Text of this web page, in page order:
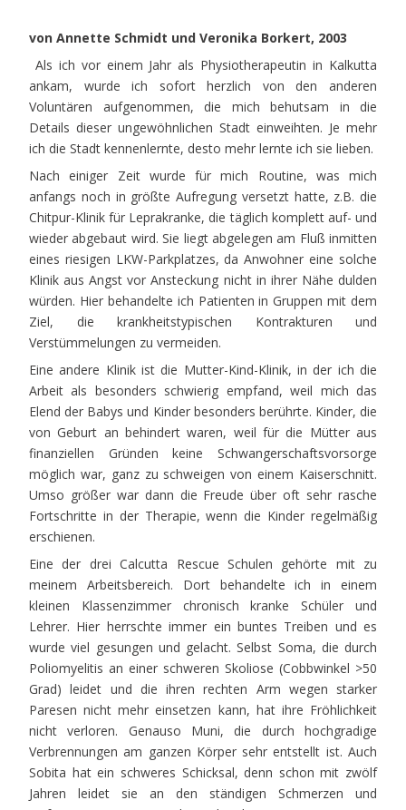
von Annette Schmidt und Veronika Borkert, 2003
Als ich vor einem Jahr als Physiotherapeutin in Kalkutta
ankam, wurde ich sofort herzlich von den anderen
Voluntären aufgenommen, die mich behutsam in die
Details dieser ungewöhnlichen Stadt einweihten. Je mehr
ich die Stadt kennenlernte, desto mehr lernte ich sie lieben.
Nach einiger Zeit wurde für mich Routine, was mich
anfangs noch in größte Aufregung versetzt hatte, z.B. die
Chitpur-Klinik für Leprakranke, die täglich komplett auf- und
wieder abgebaut wird. Sie liegt abgelegen am Fluß inmitten
eines riesigen LKW-Parkplatzes, da Anwohner eine solche
Klinik aus Angst vor Ansteckung nicht in ihrer Nähe dulden
würden. Hier behandelte ich Patienten in Gruppen mit dem
Ziel, die krankheitstypischen Kontrakturen und
Verstümmelungen zu vermeiden.
Eine andere Klinik ist die Mutter-Kind-Klinik, in der ich die
Arbeit als besonders schwierig empfand, weil mich das
Elend der Babys und Kinder besonders berührte. Kinder, die
von Geburt an behindert waren, weil für die Mütter aus
finanziellen Gründen keine Schwangerschaftsvorsorge
möglich war, ganz zu schweigen von einem Kaiserschnitt.
Umso größer war dann die Freude über oft sehr rasche
Fortschritte in der Therapie, wenn die Kinder regelmäßig
erschienen.
Eine der drei Calcutta Rescue Schulen gehörte mit zu
meinem Arbeitsbereich. Dort behandelte ich in einem
kleinen Klassenzimmer chronisch kranke Schüler und
Lehrer. Hier herrschte immer ein buntes Treiben und es
wurde viel gesungen und gelacht. Selbst Soma, die durch
Poliomyelitis an einer schweren Skoliose (Cobbwinkel >50
Grad) leidet und die ihren rechten Arm wegen starker
Paresen nicht mehr einsetzen kann, hat ihre Fröhlichkeit
nicht verloren. Genauso Muni, die durch hochgradige
Verbrennungen am ganzen Körper sehr entstellt ist. Auch
Sobita hat ein schweres Schicksal, denn schon mit zwölf
Jahren leidet sie an den ständigen Schmerzen und